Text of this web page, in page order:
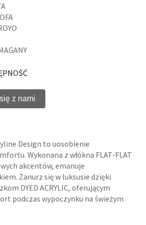
z nami
Design to uosobienie
Wykonana z włókna FLAT-FLAT
akcentów, emanuje
Zanurz się w luksusie dzięki
DYED ACRYLIC, oferującym
podczas wypoczynku na świeżym